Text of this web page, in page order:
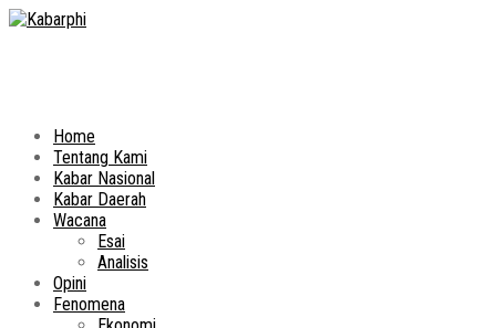
Home
Tentang Kami
Kabar Nasional
Kabar Daerah
Wacana
Esai
Analisis
Opini
Fenomena